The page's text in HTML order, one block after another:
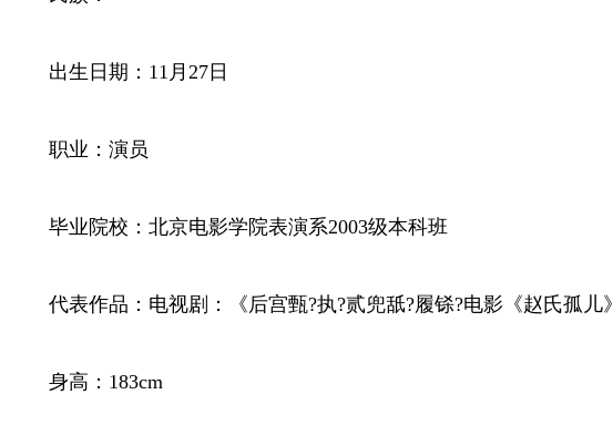
出生日期：11月27日
职业：演员
毕业院校：北京电影学院表演系2003级本科班
代表作品：电视剧：《后宫甄?执?贰兜舐?履铩?电影《赵氏孤儿》
身高：183cm